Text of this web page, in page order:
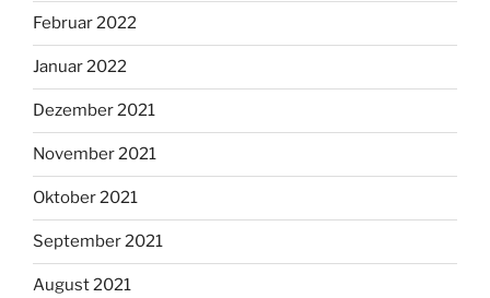
Februar 2022
Januar 2022
Dezember 2021
November 2021
Oktober 2021
September 2021
August 2021